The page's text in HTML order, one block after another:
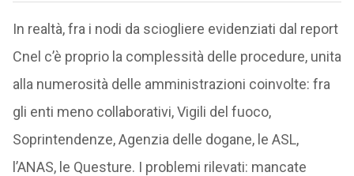
In realtà, fra i nodi da sciogliere evidenziati dal report
Cnel c’è proprio la complessità delle procedure, unita
alla numerosità delle amministrazioni coinvolte: fra
gli enti meno collaborativi, Vigili del fuoco,
Soprintendenze, Agenzia delle dogane, le ASL,
l’ANAS, le Questure. I problemi rilevati: mancate